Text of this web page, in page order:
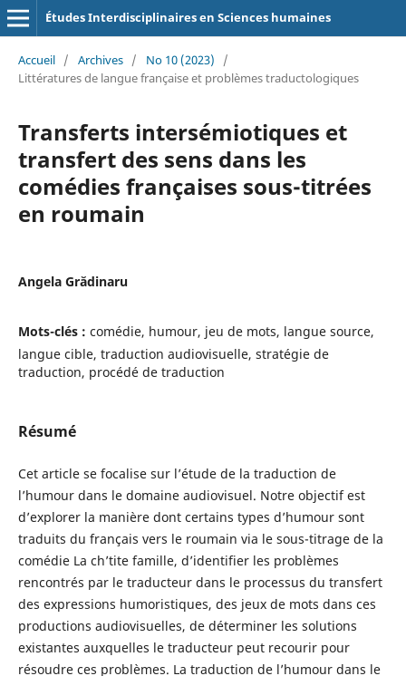
Études Interdisciplinaires en Sciences humaines
Accueil / Archives / No 10 (2023)
/
Littératures de langue française et problèmes traductologiques
Transferts intersémiotiques et
transfert des sens dans les
comédies françaises sous-titrées
en roumain
Angela Grădinaru
Mots-clés : comédie, humour, jeu de mots, langue source,
langue cible, traduction audiovisuelle, stratégie de
traduction, procédé de traduction
Résumé
Cet article se focalise sur l’étude de la traduction de
l’humour dans le domaine audiovisuel. Notre objectif est
d’explorer la manière dont certains types d’humour sont
traduits du français vers le roumain via le sous-titrage de la
comédie La ch’tite famille, d’identifier les problèmes
rencontrés par le traducteur dans le processus du transfert
des expressions humoristiques, des jeux de mots dans ces
productions audiovisuelles, de déterminer les solutions
existantes auxquelles le traducteur peut recourir pour
résoudre ces problèmes. La traduction de l’humour dans le